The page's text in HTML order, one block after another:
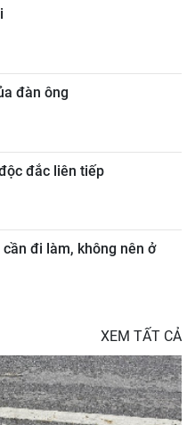
đàn ông
đắc liên tiếp
đi làm, không nên ở
XEM TẤT CẢ